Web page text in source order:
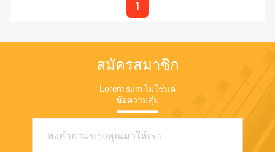
1
สมัครสมาชิก
Lorem sum ไม่ใช่แค่
ข้อความสุ่ม